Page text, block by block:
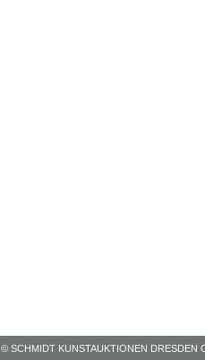
© SCHMIDT KUNSTAUKTIONEN DRESDEN